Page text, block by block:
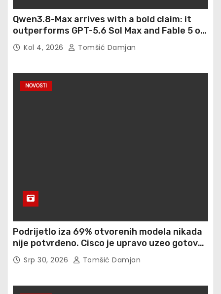
Qwen3.8-Max arrives with a bold claim: it
outperforms GPT-5.6 Sol Max and Fable 5 on
agentic computer use
Kol 4, 2026 Tomšić Damjan
NOVOSTI
Podrijetlo iza 69% otvorenih modela nikada
nije potvrđeno. Cisco je upravo uzeo gotovo
900 otisaka prstiju besplatno
Srp 30, 2026 Tomšić Damjan